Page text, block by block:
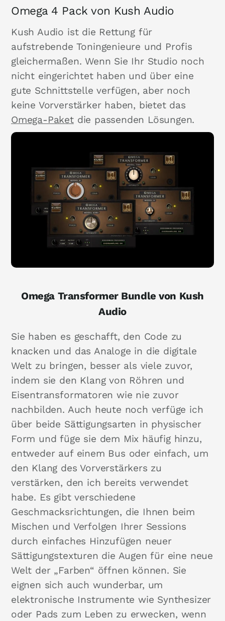
Omega 4 Pack von Kush Audio
Kush Audio ist die Rettung für
aufstrebende Toningenieure und Profis
gleichermaßen. Wenn Sie Ihr Studio noch
nicht eingerichtet haben und über eine
gute Schnittstelle verfügen, aber noch
keine Vorverstärker haben, bietet das
Omega-Paketdie passenden Lösungen.
Omega Transformer Bundle von Kush
Audio
Sie haben es geschafft, den Code zu
knacken und das Analoge in die digitale
Welt zu bringen, besser als viele zuvor,
indem sie den Klang von Röhren und
Eisentransformatoren wie nie zuvor
nachbilden. Auch heute noch verfüge ich
über beide Sättigungsarten in physischer
Form und füge sie dem Mix häufig hinzu,
entweder auf einem Bus oder einfach, um
den Klang des Vorverstärkers zu
verstärken, den ich bereits verwendet
habe. Es gibt verschiedene
Geschmacksrichtungen, die Ihnen beim
Mischen und Verfolgen Ihrer Sessions
durch einfaches Hinzufügen neuer
Sättigungstexturen die Augen für eine neue
Welt der „Farben“ öffnen können. Sie
eignen sich auch wunderbar, um
elektronische Instrumente wie Synthesizer
oder Pads zum Leben zu erwecken, wenn